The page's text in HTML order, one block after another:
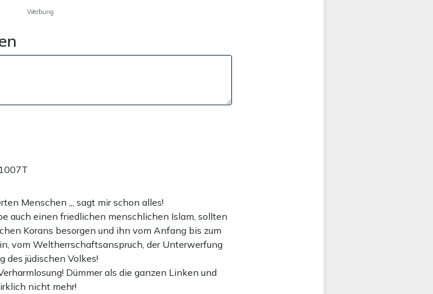
Werbung
1007T
Menschen „, sagt mir schon alles!
auch einen friedlichen menschlichen Islam, sollten
Korans besorgen und ihn vom Anfang bis zum
vom Weltherrschaftsanspruch, der Unterwerfung
des jüdischen Volkes!
Dümmer als die ganzen Linken und
nicht mehr!